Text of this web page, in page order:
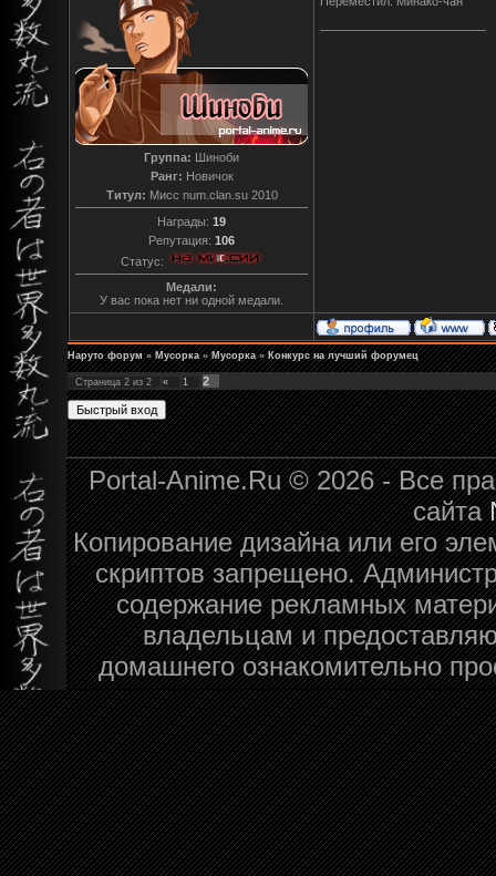
Группа: Шиноби
Ранг: Новичок
Титул: Мисс num.clan.su 2010
Награды: 19
Репутация: 106
Статус:
Медали:
У вас пока нет ни одной медали.
Наруто форум » Мусорка » Мусорка » Конкурс на лучший форумец
Страница 2 из 2 « 1 2
Portal-Anime.Ru © 2026 - Все
сайта
Копирование дизайна или его
скриптов запрещено.
содержание рекламных
владельцам и
домашнего ознакомительно